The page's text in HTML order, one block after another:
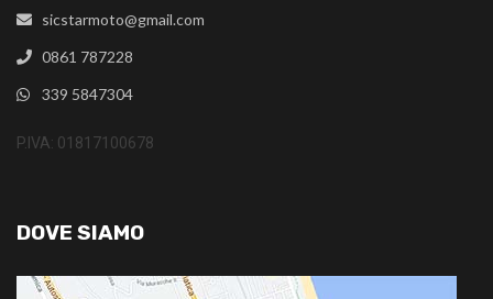
sicstarmoto@gmail.com
0861 787228
339 5847304
P.IVA: 01817100678
DOVE SIAMO